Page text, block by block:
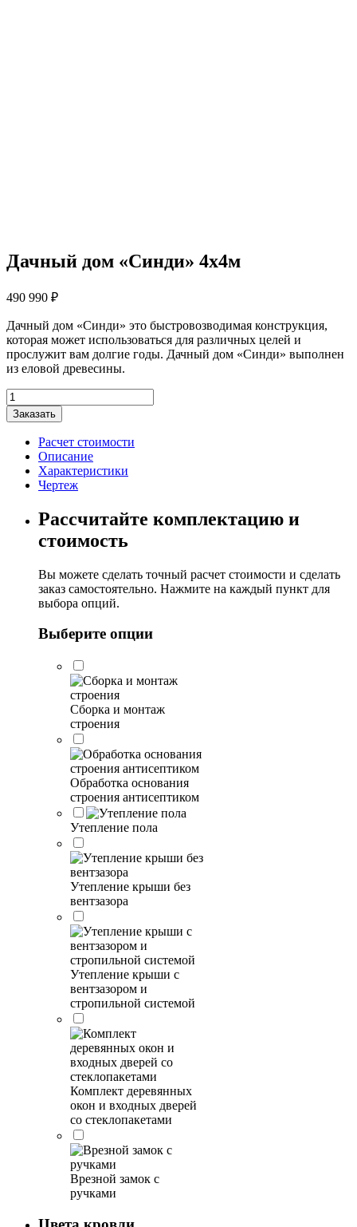
Дачный дом «Синди» 4х4м
490 990 ₽
Дачный дом «Синди» это быстровозводимая конструкция,
которая может использоваться для различных целей и
прослужит вам долгие годы. Дачный дом «Синди» выполнен
из еловой древесины.
Количество
товара
Дачный
дом
"Синди"
4х4м
Заказать
Расчет стоимости
Описание
Характеристики
Чертеж
Рассчитайте комплектацию и
стоимость
Вы можете сделать точный расчет стоимости и сделать
заказ самостоятельно. Нажмите на каждый пункт для
выбора опций.
Выберите опции
Сборка и монтаж
строения
Обработка основания
строения антисептиком
Утепление пола
Утепление крыши без
вентзазора
Утепление крыши с
вентзазором и
стропильной системой
Комплект деревянных
окон и входных дверей
со стеклопакетами
Врезной замок с
ручками